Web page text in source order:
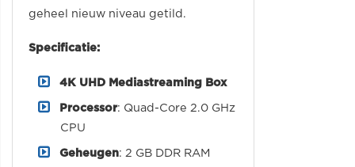
geheel nieuw niveau getild.
Specificatie:
4K UHD Mediastreaming Box
Processor: Quad-Core 2.0 GHz
CPU
Geheugen: 2 GB DDR RAM